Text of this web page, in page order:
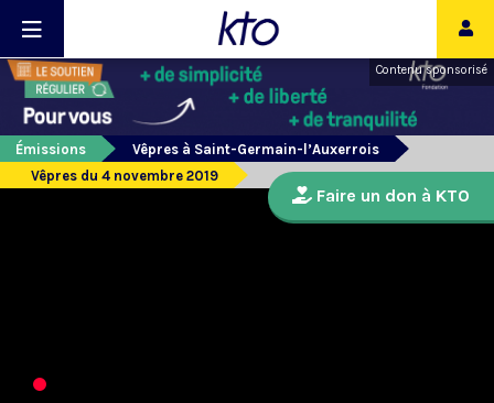
Contenu sponsorisé
Émissions
Vêpres à Saint-Germain-l’Auxerrois
Vêpres du 4 novembre 2019
Faire un don à KTO